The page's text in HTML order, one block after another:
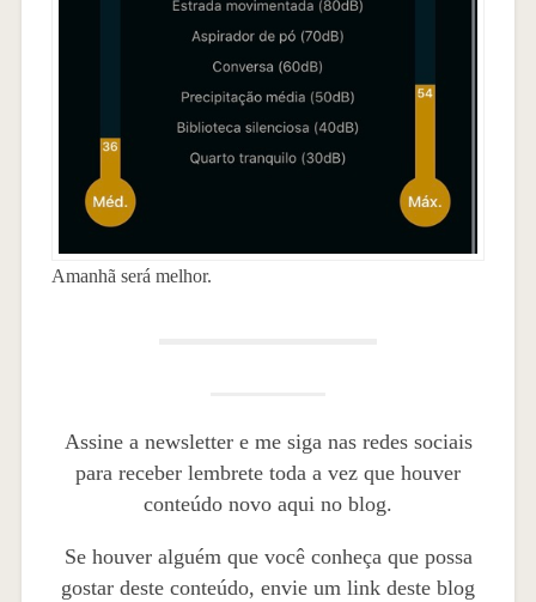
Amanhã será melhor.
Assine a newsletter e me siga nas redes sociais
para receber lembrete toda a vez que houver
conteúdo novo aqui no blog.
Se houver alguém que você conheça que possa
gostar deste conteúdo, envie um link deste blog